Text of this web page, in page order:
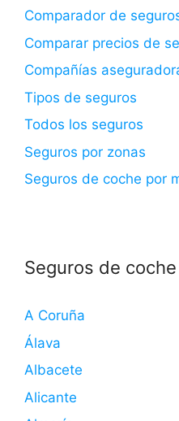
Comparador de
Comparar precios de
Compañías
Tipos de seguros
Todos los seguros
Seguros por zonas
Seguros de coche por
Seguros de
A Coruña
Álava
Albacete
Alicante